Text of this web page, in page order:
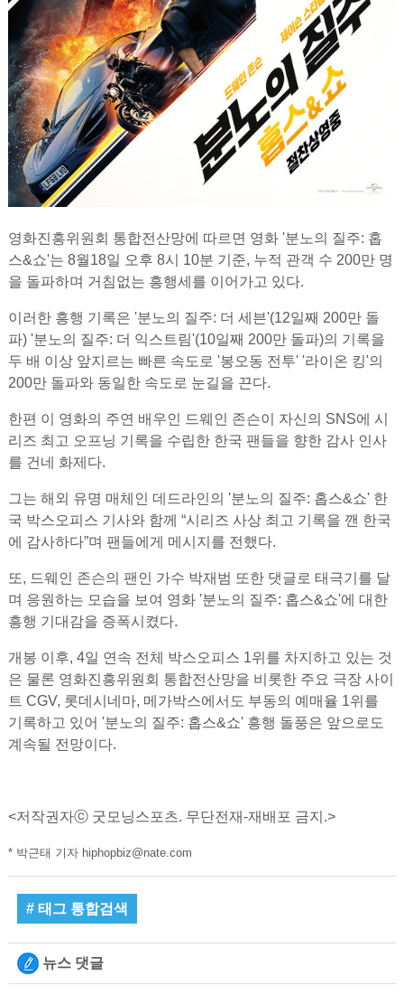
영화진흥위원회 통합전산망에 따르면 영화 '분노의 질주: 홉
스&쇼'는 8월18일 오후 8시 10분 기준, 누적 관객 수 200만 명
을 돌파하며 거침없는 흥행세를 이어가고 있다.
이러한 흥행 기록은 '분노의 질주: 더 세븐'(12일째 200만 돌
파) '분노의 질주: 더 익스트림'(10일째 200만 돌파)의 기록을
두 배 이상 앞지르는 빠른 속도로 '봉오동 전투' '라이온 킹'의
200만 돌파와 동일한 속도로 눈길을 끈다.
한편 이 영화의 주연 배우인 드웨인 존슨이 자신의 SNS에 시
리즈 최고 오프닝 기록을 수립한 한국 팬들을 향한 감사 인사
를 건네 화제다.
그는 해외 유명 매체인 데드라인의 '분노의 질주: 홉스&쇼' 한
국 박스오피스 기사와 함께 “시리즈 사상 최고 기록을 깬 한국
에 감사하다”며 팬들에게 메시지를 전했다.
또, 드웨인 존슨의 팬인 가수 박재범 또한 댓글로 태극기를 달
며 응원하는 모습을 보여 영화 '분노의 질주: 홉스&쇼'에 대한
흥행 기대감을 증폭시켰다.
개봉 이후, 4일 연속 전체 박스오피스 1위를 차지하고 있는 것
은 물론 영화진흥위원회 통합전산망을 비롯한 주요 극장 사이
트 CGV, 롯데시네마, 메가박스에서도 부동의 예매율 1위를
기록하고 있어 '분노의 질주: 홉스&쇼' 흥행 돌풍은 앞으로도
계속될 전망이다.
<저작권자ⓒ 굿모닝스포츠. 무단전재-재배포 금지.>
* 박근태 기자 hiphopbiz@nate.com
# 태그 통합검색
뉴스 댓글